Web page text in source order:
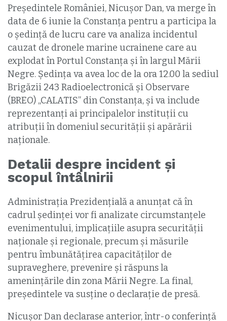
Președintele României, Nicușor Dan, va merge în
data de 6 iunie la Constanța pentru a participa la
o ședință de lucru care va analiza incidentul
cauzat de dronele marine ucrainene care au
explodat în Portul Constanța și în largul Mării
Negre. Ședința va avea loc de la ora 12.00 la sediul
Brigăzii 243 Radioelectronică și Observare
(BREO) „CALATIS” din Constanța, și va include
reprezentanți ai principalelor instituții cu
atribuții în domeniul securității și apărării
naționale.
Detalii despre incident și
scopul întâlnirii
Administrația Prezidențială a anunțat că în
cadrul ședinței vor fi analizate circumstanțele
evenimentului, implicațiile asupra securității
naționale și regionale, precum și măsurile
pentru îmbunătățirea capacităților de
supraveghere, prevenire și răspuns la
amenințările din zona Mării Negre. La final,
președintele va susține o declarație de presă.
Nicușor Dan declarase anterior, într-o conferință